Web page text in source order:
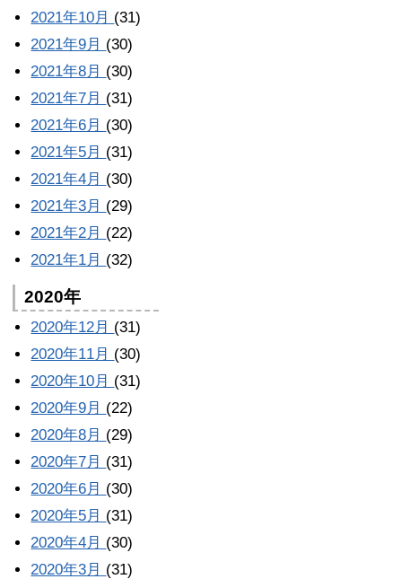
2021年10月 (31)
2021年9月 (30)
2021年8月 (30)
2021年7月 (31)
2021年6月 (30)
2021年5月 (31)
2021年4月 (30)
2021年3月 (29)
2021年2月 (22)
2021年1月 (32)
2020年
2020年12月 (31)
2020年11月 (30)
2020年10月 (31)
2020年9月 (22)
2020年8月 (29)
2020年7月 (31)
2020年6月 (30)
2020年5月 (31)
2020年4月 (30)
2020年3月 (31)